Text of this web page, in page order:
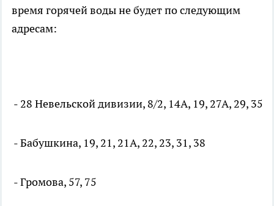
время горячей воды не будет по следующим
адресам:
- 28 Невельской дивизии, 8/2, 14А, 19, 27А, 29, 35,
- Бабушкина, 19, 21, 21А, 22, 23, 31, 38
- Громова, 57, 75